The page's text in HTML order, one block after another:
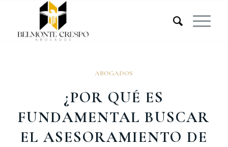
ABOGADOS
¿POR QUÉ ES
FUNDAMENTAL BUSCAR
EL ASESORAMIENTO DE